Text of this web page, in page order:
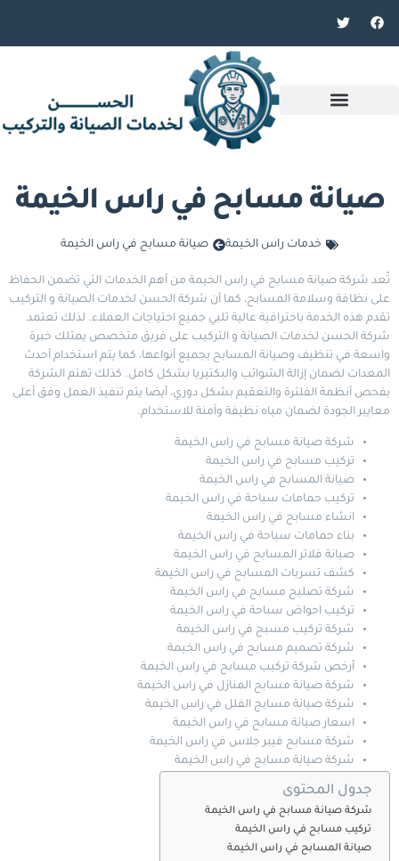
صيانة مسابح في راس الخيمة
خدمات راس الخيمة صيانة مسابح في راس الخيمة
تُعد شركة صيانة مسابح في راس الخيمة من أهم الخدمات التي تضمن الحفاظ
على نظافة وسلامة المسابح، كما أن شركة الحسن لخدمات الصيانة و التركيب
تقدم هذه الخدمة باحترافية عالية تلبي جميع احتياجات العملاء. لذلك تعتمد
شركة الحسن لخدمات الصيانة و التركيب على فريق متخصص يمتلك خبرة
واسعة في تنظيف وصيانة المسابح بجميع أنواعها، كما يتم استخدام أحدث
المعدات لضمان إزالة الشوائب والبكتيريا بشكل كامل. كذلك تهتم الشركة
بفحص أنظمة الفلترة والتعقيم بشكل دوري، أيضا يتم تنفيذ العمل وفق أعلى
معايير الجودة لضمان مياه نظيفة وآمنة للاستخدام.
شركة صيانة مسابح في راس الخيمة
تركيب مسابح في راس الخيمة
صيانة المسابح في راس الخيمة
تركيب حمامات سباحة في راس الخيمة
انشاء مسابح في راس الخيمة
بناء حمامات سباحة في راس الخيمة
صيانة فلاتر المسابح في راس الخيمة
كشف تسربات المسابح في راس الخيمة
شركة تصليح مسابح في راس الخيمة
تركيب احواض سباحة في راس الخيمة
شركة تركيب مسبح في راس الخيمة
شركة تصميم مسابح في راس الخيمة
أرخص شركة تركيب مسابح في راس الخيمة
شركة صيانة مسابح المنازل في راس الخيمة
شركة صيانة مسابح الفلل في راس الخيمة
اسعار صيانة مسابح في راس الخيمة
شركة مسابح فيبر جلاس في راس الخيمة
شركة صيانة مسابح في راس الخيمة
جدول المحتوى
شركة صيانة مسابح في راس الخيمة
تركيب مسابح في راس الخيمة
صيانة المسابح في راس الخيمة